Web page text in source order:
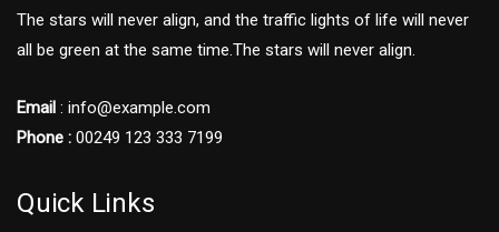
The stars will never align, and the traffic lights of life will never
all be green at the same time.The stars will never align.
Email : info@example.com
Phone : 00249 123 333 7199
Quick Links